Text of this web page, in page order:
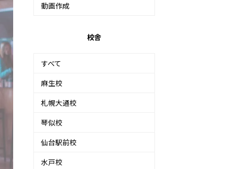
動画作成
校舎
すべて
麻生校
札幌大通校
琴似校
仙台駅前校
水戸校